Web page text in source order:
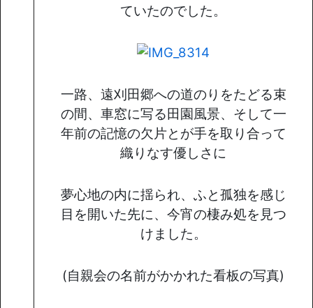
ていたのでした。
一路、遠刈田郷への道のりをたどる束
の間、車窓に写る田園風景、そして一
年前の記憶の欠片とが手を取り合って
織りなす優しさに
夢心地の内に揺られ、ふと孤独を感じ
目を開いた先に、今宵の棲み処を見つ
けました。
(自親会の名前がかかれた看板の写真)